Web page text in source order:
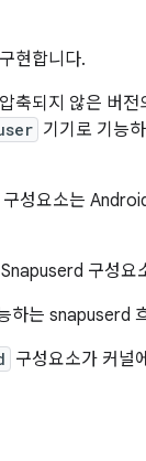
현합니다.
축되지 않은 버전
기기로 기능
구성요소는
하는 snapuserd
구성요소가 커널